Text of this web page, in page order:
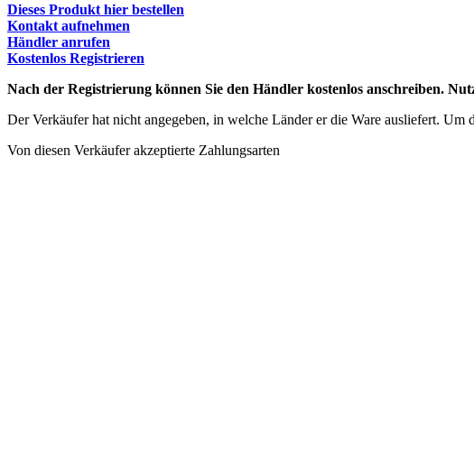
Dieses Produkt hier bestellen
Kontakt aufnehmen
Händler anrufen
Kostenlos Registrieren
Nach der Registrierung können Sie den Händler kostenlos anschreiben.
Der Verkäufer hat nicht angegeben, in welche Länder er die Ware ausliefert.
Von diesen Verkäufer akzeptierte Zahlungsarten